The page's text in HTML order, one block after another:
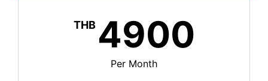
THB 4900
Per Month